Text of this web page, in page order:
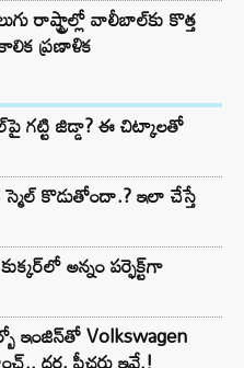
రాష్ట్రాల్లో వాలీబాల్‌కు కొత్త
ప్రణాళిక
గట్టి జిడ్డా? ఈ చిట్కాలతో
స్మెల్ కొడుతోందా.? ఇలా చేస్తే
అన్నం పర్ఫెక్ట్‌గా
ఇంజిన్‌తో Volkswagen